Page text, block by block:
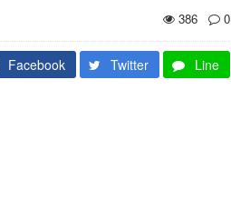
386 0
Facebook Twitter Line